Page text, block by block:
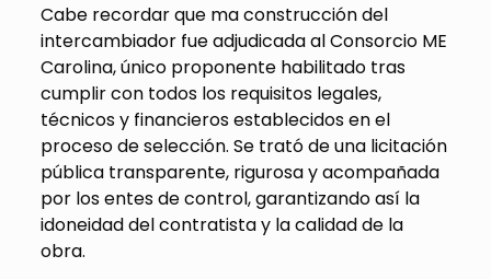
Cabe recordar que ma construcción del
intercambiador fue adjudicada al Consorcio ME
Carolina, único proponente habilitado tras
cumplir con todos los requisitos legales,
técnicos y financieros establecidos en el
proceso de selección. Se trató de una licitación
pública transparente, rigurosa y acompañada
por los entes de control, garantizando así la
idoneidad del contratista y la calidad de la
obra.